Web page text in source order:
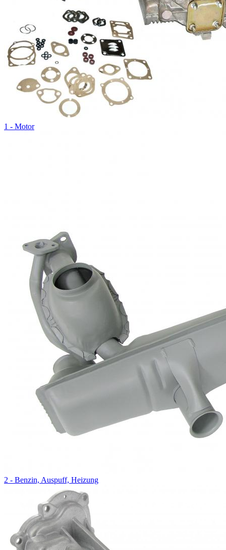
1 - Motor
2 - Benzin, Auspuff, Heizung